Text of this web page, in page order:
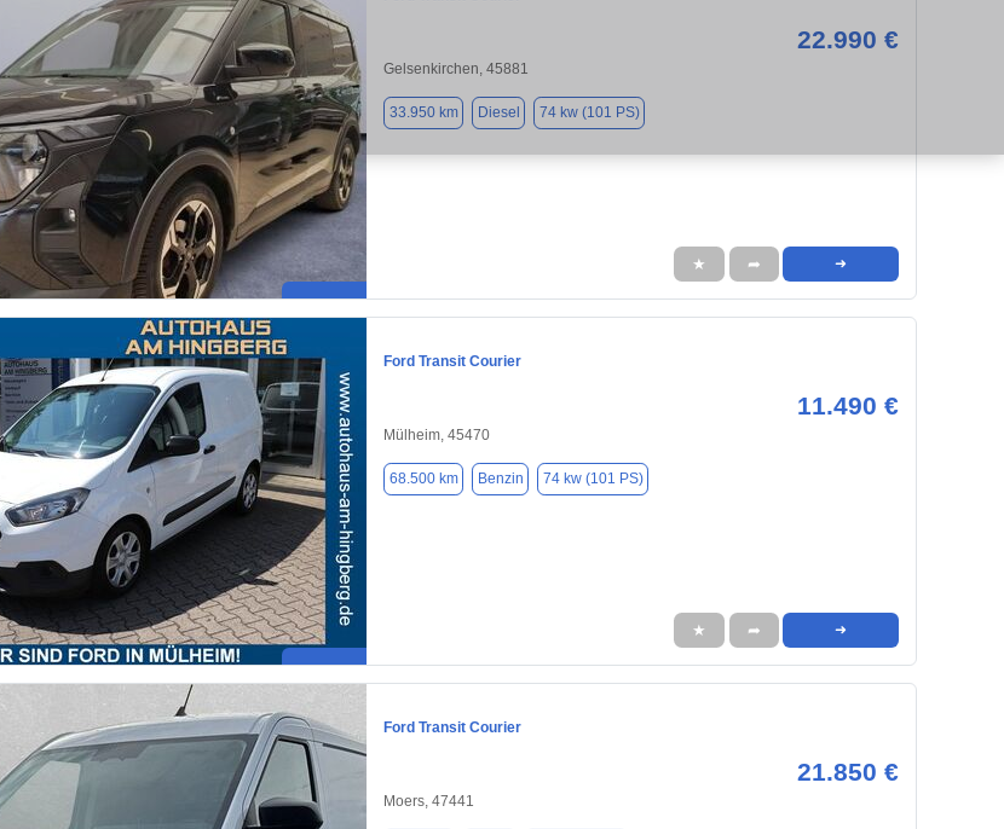
22.990 €
Gelsenkirchen, 45881
33.950 km Diesel 74 kw (101 PS)
★ ➦ ➜
Ford Transit Courier
11.490 €
Mülheim, 45470
68.500 km Benzin 74 kw (101 PS)
★ ➦ ➜
Ford Transit Courier
21.850 €
Moers, 47441